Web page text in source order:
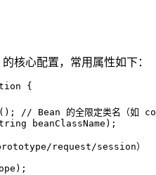
核心配置，常用属性如下：
{
() ; // Bean 的全限定类名（如
beanClassName) ;
request/session）
;